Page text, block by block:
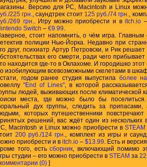
Версию для PC, Macintosh и Linux
225 грн., саундтрек стоит 125 руб./74 грн.,
269 грн.. Игру можно приобрести и вitch.io
Switch – €9.99.
стоит напомнить, о чём игра.
полиции Нью-Йорка. Недавно при
друг, психиатр Артур Петровски, и Рик
его смерти, ради чего
находится где-то в Оклахоме. И городишко
изобилующим всевозможными скелетами в
годом ранее студия выпустила более
"End of Lines", в которой
людей, выживающих после климатической
места, где можно было бы
дух группы, следить за
которых путешественники
решений, вас ждёт один из
Macintosh и Linux можно приобрести вSTEAM
200 руб./124 грн., комплект из игры и
приобрести и в itch.io – $13.99. Есть и
того, естьсборник, включающий помимо
студии – его можно приобрести в STEAM за
комментарии (0) ]